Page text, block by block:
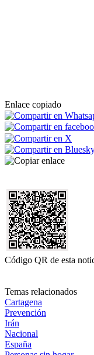
Enlace copiado
Código QR de esta
Temas relacionados
Cartagena
Prevención
Irán
Nacional
España